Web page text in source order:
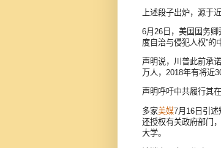
上述段子出炉，源于
6月26日，美国国务
度自治与侵犯人权”的
声明说，川普此前承
万人，2018年有将近
声明呼吁中共履行其
多家美媒7月16日引述
还授权有关政府部门
大学。